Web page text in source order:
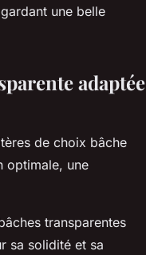
une belle
adaptée
de choix bâche
optimale, une
transparentes
sa solidité et sa